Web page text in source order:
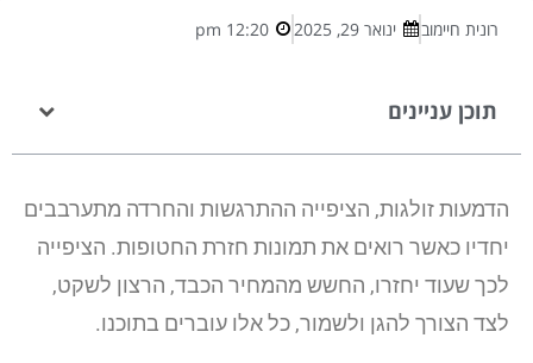
רונית חיימוב ינואר 29, 2025 12:20 pm
תוכן עניינים
הדמעות זולגות, הציפייה ההתרגשות והחרדה מתערבבים
יחדיו כאשר רואים את תמונות חזרת החטופות. הציפייה
לכך שעוד יחזרו, החשש מהמחיר הכבד, הרצון לשקט,
לצד הצורך להגן ולשמור, כל אלו עוברים בתוכנו.